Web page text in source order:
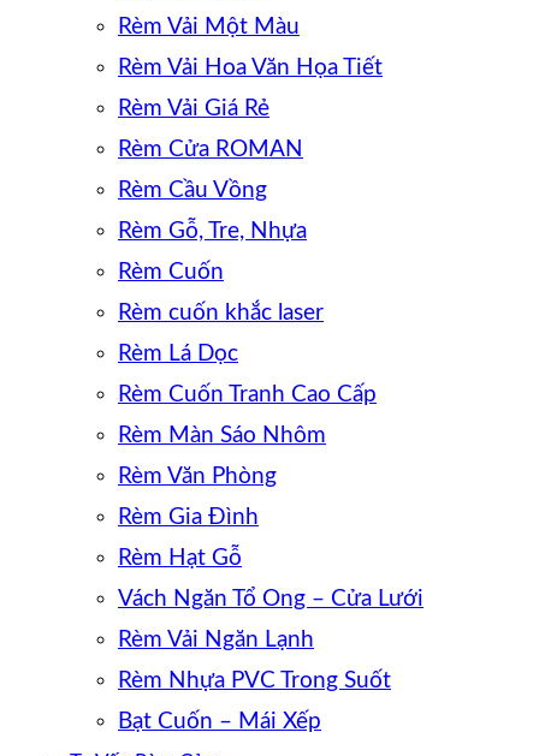
Rèm Vải Một Màu
Rèm Vải Hoa Văn Họa Tiết
Rèm Vải Giá Rẻ
Rèm Cửa ROMAN
Rèm Cầu Vồng
Rèm Gỗ, Tre, Nhựa
Rèm Cuốn
Rèm cuốn khắc laser
Rèm Lá Dọc
Rèm Cuốn Tranh Cao Cấp
Rèm Màn Sáo Nhôm
Rèm Văn Phòng
Rèm Gia Đình
Rèm Hạt Gỗ
Vách Ngăn Tổ Ong – Cửa Lưới
Rèm Vải Ngăn Lạnh
Rèm Nhựa PVC Trong Suốt
Bạt Cuốn – Mái Xếp